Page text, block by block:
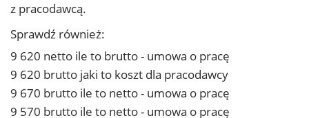
z pracodawcą.
Sprawdź również:
9 620 netto ile to brutto - umowa o pracę
9 620 brutto jaki to koszt dla pracodawcy
9 670 brutto ile to netto - umowa o pracę
9 570 brutto ile to netto - umowa o pracę